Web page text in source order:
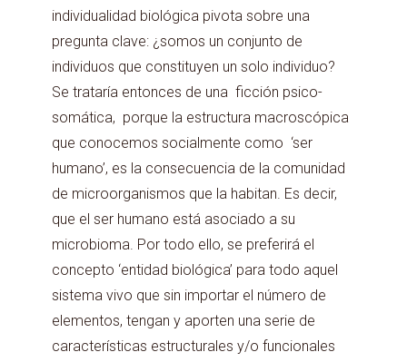
individualidad biológica pivota sobre una
pregunta clave: ¿somos un conjunto de
individuos que constituyen un solo individuo?
Se trataría entonces de una ficción psico-
somática, porque la estructura macroscópica
que conocemos socialmente como ‘ser
humano’, es la consecuencia de la comunidad
de microorganismos que la habitan. Es decir,
que el ser humano está asociado a su
microbioma. Por todo ello, se preferirá el
concepto ‘entidad biológica’ para todo aquel
sistema vivo que sin importar el número de
elementos, tengan y aporten una serie de
características estructurales y/o funcionales